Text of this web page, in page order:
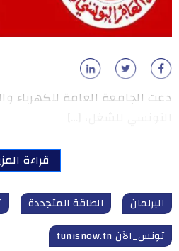
دعت الجامعة العامة للكهرباء
قراءة
البرلمان الطاقة المتجددة
تونس_الآن tunisnow.tn